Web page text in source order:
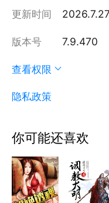
更新时间 2026.7.27
版本号 7.9.470
查看权限
隐私政策
你可能还喜欢